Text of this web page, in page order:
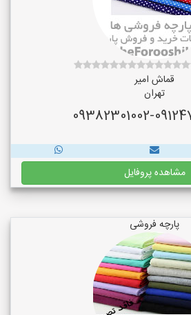
قماش امیر
تهران
09382301002-
مشاهده پروفایل
پارچه فروشی